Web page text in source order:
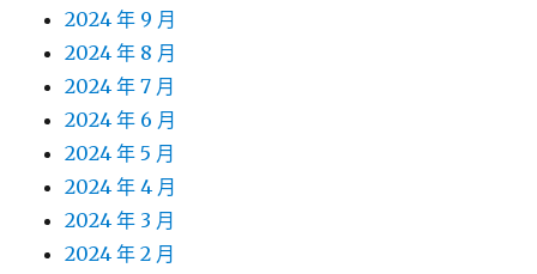
2024 年 9 月
2024 年 8 月
2024 年 7 月
2024 年 6 月
2024 年 5 月
2024 年 4 月
2024 年 3 月
2024 年 2 月